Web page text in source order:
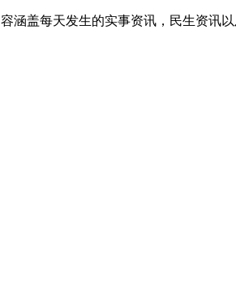
涵盖每天发生的实事资讯，民生资讯以